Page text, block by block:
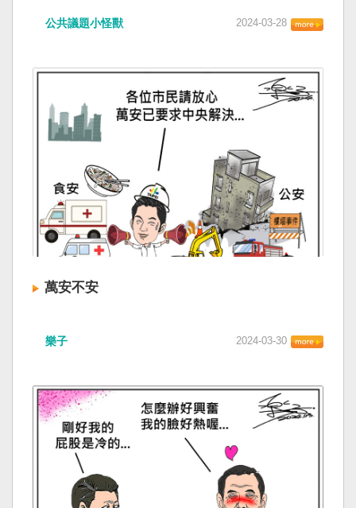
公共議題小怪獸 2024-03-28
萬安不安
樂子 2024-03-30